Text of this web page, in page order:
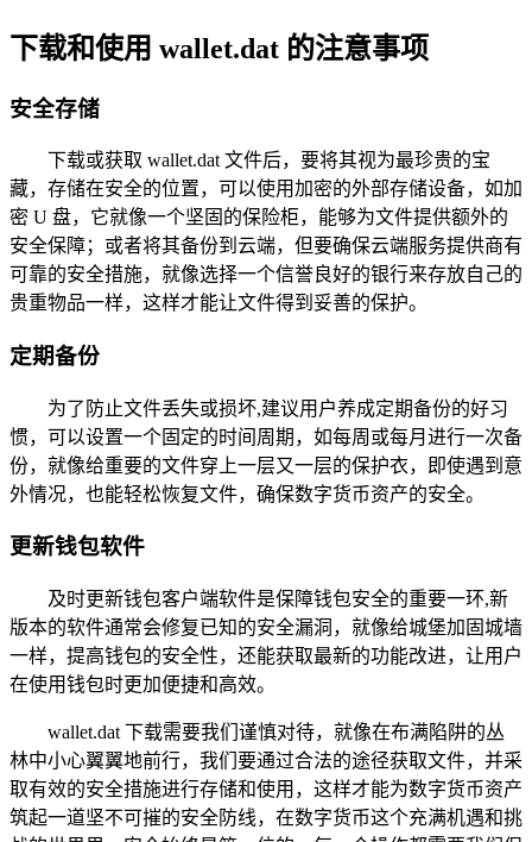
下载和使用 wallet.dat 的注意事项
安全存储
下载或获取 wallet.dat 文件后，要将其视为最珍贵的宝
藏，存储在安全的位置，可以使用加密的外部存储设备，如加
密 U 盘，它就像一个坚固的保险柜，能够为文件提供额外的
安全保障；或者将其备份到云端，但要确保云端服务提供商有
可靠的安全措施，就像选择一个信誉良好的银行来存放自己的
贵重物品一样，这样才能让文件得到妥善的保护。
定期备份
为了防止文件丢失或损坏,建议用户养成定期备份的好习
惯，可以设置一个固定的时间周期，如每周或每月进行一次备
份，就像给重要的文件穿上一层又一层的保护衣，即使遇到意
外情况，也能轻松恢复文件，确保数字货币资产的安全。
更新钱包软件
及时更新钱包客户端软件是保障钱包安全的重要一环,新
版本的软件通常会修复已知的安全漏洞，就像给城堡加固城墙
一样，提高钱包的安全性，还能获取最新的功能改进，让用户
在使用钱包时更加便捷和高效。
wallet.dat 下载需要我们谨慎对待，就像在布满陷阱的丛
林中小心翼翼地前行，我们要通过合法的途径获取文件，并采
取有效的安全措施进行存储和使用，这样才能为数字货币资产
筑起一道坚不可摧的安全防线，在数字货币这个充满机遇和挑